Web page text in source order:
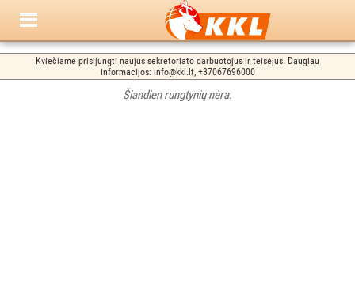
Kviečiame prisijungti naujus sekretoriato darbuotojus ir teisėjus. Daugiau
informacijos: info@kkl.lt, +37067696000
Šiandien rungtynių nėra.